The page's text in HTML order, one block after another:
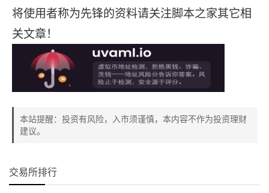
将使用者称为先锋的资料请关注脚本之家其它相
关文章！
本站提醒：投资有风险，入市须谨慎，本内容不作为投资理财
建议。
交易所排行